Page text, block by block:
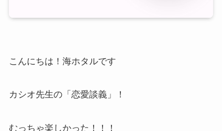
こんにちは！海ホタルです
カシオ先生の「恋愛談義」！
むっちゃ楽しかった！！！